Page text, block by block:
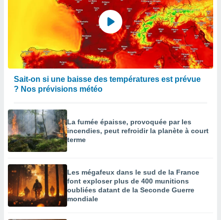
Sait-on si une baisse des températures est prévue
? Nos prévisions météo
La fumée épaisse, provoquée par les
incendies, peut refroidir la planète à court
terme
Les mégafeux dans le sud de la France
font exploser plus de 400 munitions
oubliées datant de la Seconde Guerre
mondiale